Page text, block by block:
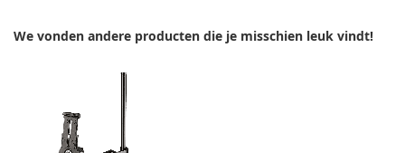
We vonden andere producten die je misschien leuk vindt!